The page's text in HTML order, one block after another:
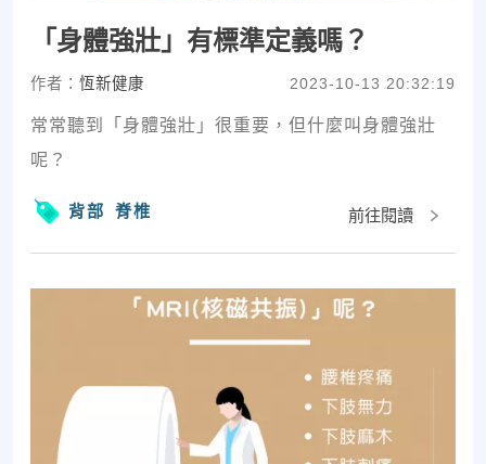
「身體強壯」有標準定義嗎？
作者： 恆新健康 2023-10-13 20:32:19
常常聽到「身體強壯」很重要，但什麼叫身體強壯
呢？
背部 脊椎 前往閱讀